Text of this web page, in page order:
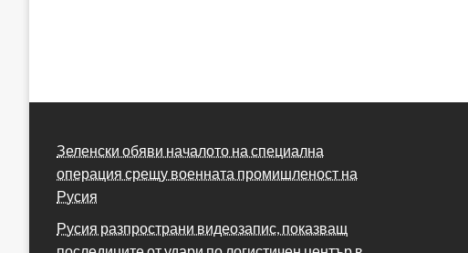
Зеленски обяви началото на специална
операция срещу военната промишленост на
Русия
Русия разпространи видеозапис, показващ